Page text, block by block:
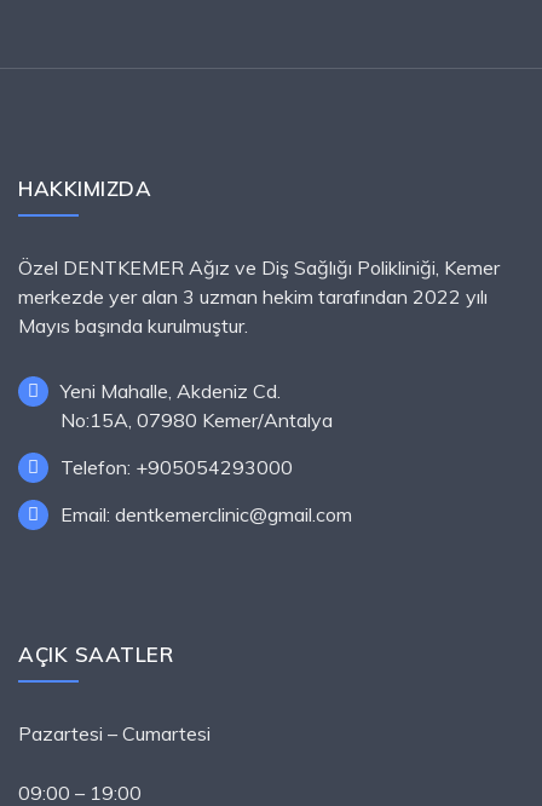
HAKKIMIZDA
Özel DENTKEMER Ağız ve Diş Sağlığı Polikliniği, Kemer
merkezde yer alan 3 uzman hekim tarafından 2022 yılı
Mayıs başında kurulmuştur.
Yeni Mahalle, Akdeniz Cd.
No:15A, 07980 Kemer/Antalya
Telefon: +905054293000
Email: dentkemerclinic@gmail.com
AÇIK SAATLER
Pazartesi – Cumartesi
09:00 – 19:00